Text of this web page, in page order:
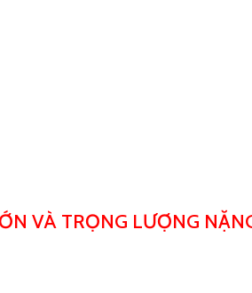
VÀ TRỌNG LƯỢNG